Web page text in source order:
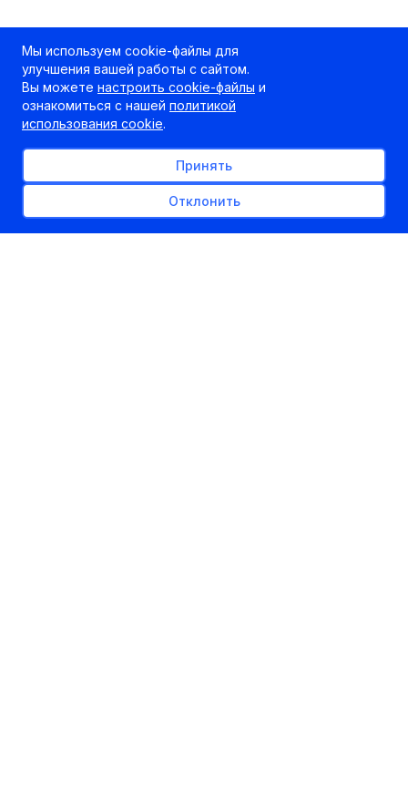
Мы используем cookie-файлы для
улучшения вашей работы с сайтом.
Вы можете настроить cookie-файлы и
ознакомиться с нашей политикой
использования cookie.
Принять
Отклонить